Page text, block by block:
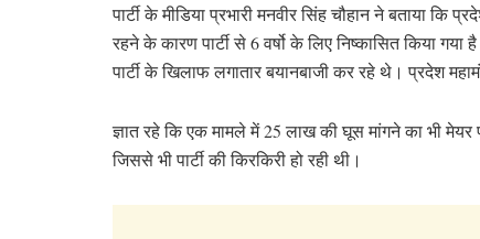
पार्टी के मीडिया प्रभारी मनवीर सिंह चौहान ने बताया कि
रहने के कारण पार्टी से 6 वर्षो के लिए निष्कासित किया
पार्टी के खिलाफ लगातार बयानबाजी कर रहे थे।प्रदेश
ज्ञात रहे कि एक मामले में 25 लाख की घूस मांगने का भी मेयर
जिससे भी पार्टी की किरकिरी हो रही थी।